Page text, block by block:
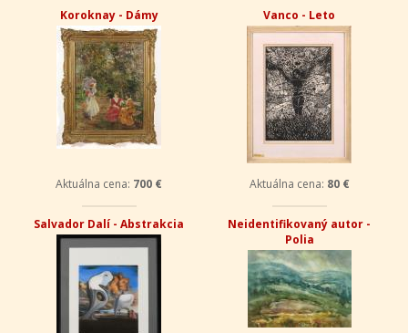
Koroknay - Dámy
Aktuálna cena: 700 €
Vanco - Leto
Aktuálna cena: 80 €
Salvador Dalí - Abstrakcia
Neidentifikovaný autor -
Polia